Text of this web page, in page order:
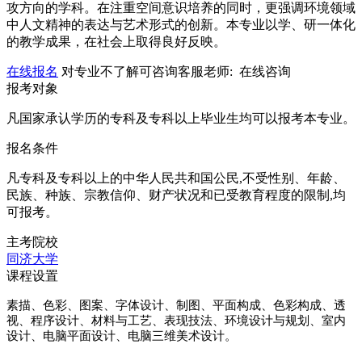
攻方向的学科。在注重空间意识培养的同时，更强调环境领域
中人文精神的表达与艺术形式的创新。本专业以学、研一体化
的教学成果，在社会上取得良好反映。
在线报名 对专业不了解可咨询客服老师: 在线咨询
报考对象
凡国家承认学历的专科及专科以上毕业生均可以报考本专业。
报名条件
凡专科及专科以上的中华人民共和国公民,不受性别、年龄、
民族、种族、宗教信仰、财产状况和已受教育程度的限制,均
可报考。
主考院校
同济大学
课程设置
素描、色彩、图案、字体设计、制图、平面构成、色彩构成、透
视、程序设计、材料与工艺、表现技法、环境设计与规划、室内
设计、电脑平面设计、电脑三维美术设计。